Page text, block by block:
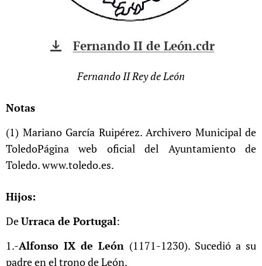
Fernando II de León.cdr
Fernando II Rey de León
Notas
(1) Mariano García Ruipérez. Archivero Municipal de
ToledoPágina web oficial del Ayuntamiento de
Toledo. www.toledo.es.
Hijos:
DeUrraca de Portugal:
1.-Alfonso IX de León (1171-1230). Sucedió a su
padre en el trono de León.